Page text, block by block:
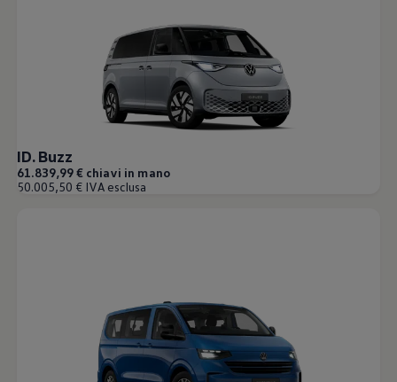
ID. Buzz
61.839,99 € chiavi in mano
50.005,50 € IVA esclusa